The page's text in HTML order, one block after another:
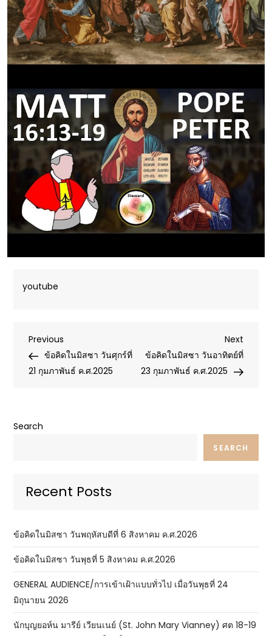
youtube
Post
navigation
Previous
Post
Previous
ข้อคิดในมิสซา วันศุกร์ที่
21 กุมภาพันธ์ ค.ศ.2025
Next
Post
Next
ข้อคิดในมิสซา วันอาทิตย์ที่
23 กุมภาพันธ์ ค.ศ.2025
Search
SEARCH
Recent Posts
ข้อคิดในมิสซา วันพฤหัสบดีที่ 6 สิงหาคม ค.ศ.2026
ข้อคิดในมิสซา วันพุธที่ 5 สิงหาคม ค.ศ.2026
GENERAL AUDIENCE/การเข้าเฝ้าแบบทั่วไป เมื่อวันพุธที่ 24
มิถุนายน 2026
นักบุญยอห์น มารีย์ เวียนเนย์ (St. John Mary Vianney) ศต 18-19